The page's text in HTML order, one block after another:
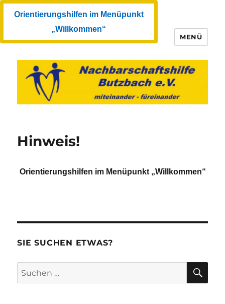
Nachbarschaftshilfe Butzbach
e.V.
MENÜ
Hinweis!
Orientierungshilfen im Menüpunkt „Willkommen“
SIE SUCHEN ETWAS?
Suchen
nach:
Orientierungshilfen im Menüpunkt
„Willkommen“